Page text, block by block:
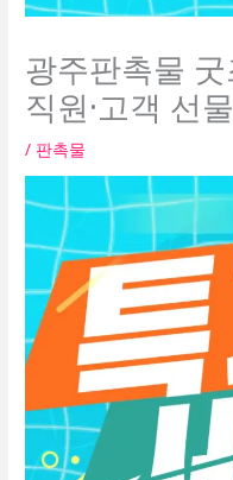
광주판촉물
직원·고객 선
/ 판촉물